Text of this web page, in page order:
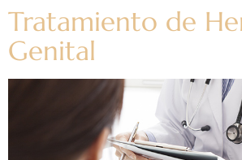
Tratamiento de
Genital